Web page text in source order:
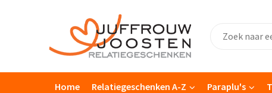
Home Relatiegeschenken A-Z Paraplu's